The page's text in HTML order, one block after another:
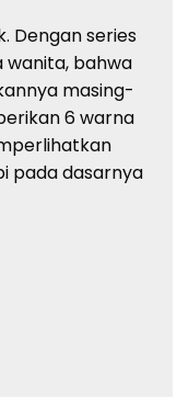
Dengan series
wanita, bahwa
masing-
6 warna
pada dasarnya